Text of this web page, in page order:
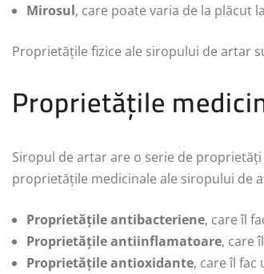
Mirosul, care poate varia de la plăcut
Proprietățile fizice ale siropului de artar
Proprietățile
Siropul de artar are o serie de
proprietățile medicinale ale siropului de
Proprietățile antibacteriene, care îl
Proprietățile antiinflamatoare, care
Proprietățile antioxidante, care îl